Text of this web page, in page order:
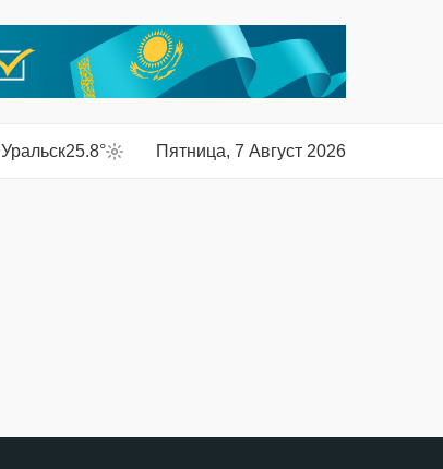
Уральск25.8° Пятница, 7 Август 2026